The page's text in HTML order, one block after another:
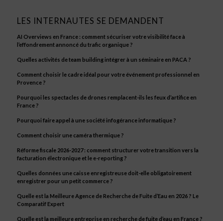
LES INTERNAUTES SE DEMANDENT
AI Overviews en France : comment sécuriser votre visibilité face à
l’effondrement annoncé du trafic organique ?
Quelles activités de team building intégrer à un séminaire en PACA ?
Comment choisir le cadre idéal pour votre événement professionnel en
Provence ?
Pourquoi les spectacles de drones remplacent-ils les feux d’artifice en
France ?
Pourquoi faire appel à une société infogérance informatique ?
Comment choisir une caméra thermique ?
Réforme fiscale 2026-2027 : comment structurer votre transition vers la
facturation électronique et le e-reporting ?
Quelles données une caisse enregistreuse doit-elle obligatoirement
enregistrer pour un petit commerce ?
Quelle est la Meilleure Agence de Recherche de Fuite d’Eau en 2026 ? Le
Comparatif Expert
Quelle est la meilleure entreprise en recherche de fuite d’eau en France ?